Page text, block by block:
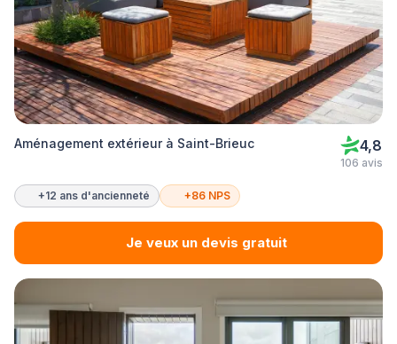
Aménagement extérieur à Saint-Brieuc 4,8
106 avis
+12 ans d'ancienneté +86 NPS
Je veux un devis gratuit